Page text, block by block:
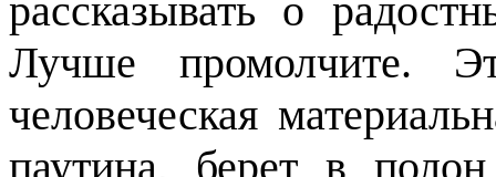
рассказывать о
Лучше промолчите.
человеческая
паутина, берет в